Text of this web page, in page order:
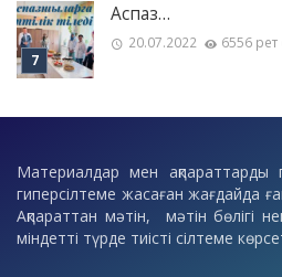
Аспаз…
20.07.2022 6556 рет
Материалдар мен ақпараттарды
гиперсілтеме жасаған жағдайда
Ақпараттан мәтін, мәтін бөлігі
міндетті түрде тиісті сілтеме